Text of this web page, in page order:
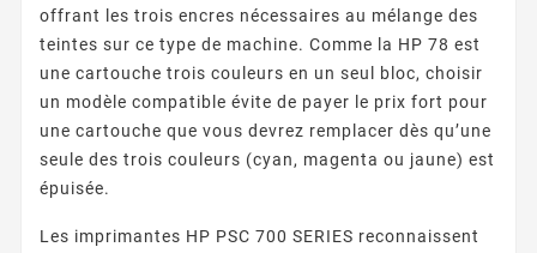
offrant les trois encres nécessaires au mélange des
teintes sur ce type de machine. Comme la HP 78 est
une cartouche trois couleurs en un seul bloc, choisir
un modèle compatible évite de payer le prix fort pour
une cartouche que vous devrez remplacer dès qu’une
seule des trois couleurs (cyan, magenta ou jaune) est
épuisée.
Les imprimantes HP PSC 700 SERIES reconnaissent